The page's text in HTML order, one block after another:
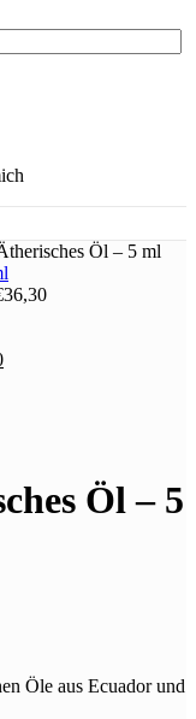
Öl – 5 ml
36,30
Aktueller
Öl – 5
Öle aus Ecuador und